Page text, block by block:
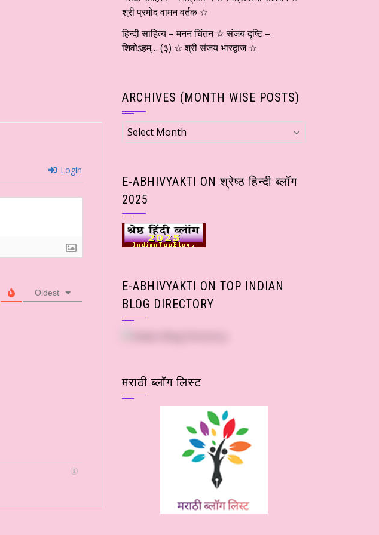
Login
Oldest
श्री प्रमोद वामन वर्तक ☆
हिन्दी साहित्य – मनन चिंतन ☆ संजय दृष्टि –
शिवोऽहम्… (३) ☆ श्री संजय भारद्वाज ☆
ARCHIVES (MONTH WISE POSTS)
Archives
(Month
E-ABHIVYAKTI ON श्रेष्ठ हिन्दी ब्लॉग
2025
E-ABHIVYAKTI ON TOP INDIAN
BLOG DIRECTORY
मराठी ब्लॉग लिस्ट